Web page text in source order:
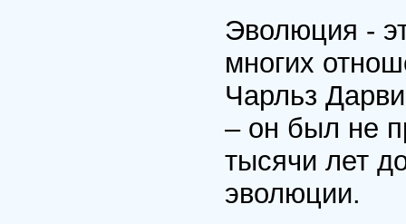
Эволюция -
многих
Чарльз
– он был не
тысячи лет
эволюции.